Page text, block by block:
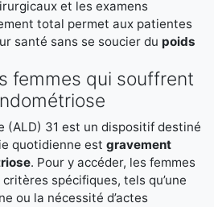
et les examens
total permet aux patientes
santé sans se soucier du poids
femmes qui souffrent
(ALD) 31 est un dispositif destiné
quotidienne est gravement
. Pour y accéder, les femmes
spécifiques, tels qu’une
ou la nécessité d’actes